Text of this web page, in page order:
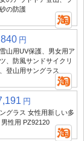
の防護
840 円
山用UV保護、男女用ア
、防風サンドサイクリ
登山用サングラス
円
グラス 女性用新しい多
性用 PZ92120